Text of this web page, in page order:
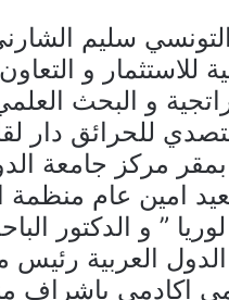
سليم
و البحث
0 ديسمبر 2018 بمقر مركز
امين عام منظمة
” و الدكتور
العربية
اكادمي باشراف